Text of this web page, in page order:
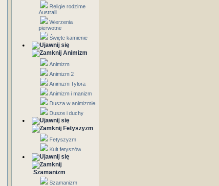
Religie rodzime
Australii
Wierzenia
pierwotne
Święte kamienie
Animizm
Animizm
Animizm 2
Animizm Tylora
Animizm i manizm
Dusza w animizmie
Dusze i duchy
Fetyszyzm
Fetyszyzm
Kult fetyszów
Szamanizm
Szamanizm